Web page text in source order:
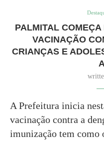
PALMITAL COMEÇA
VACINAÇÃO
CRIANÇAS E
A Prefeitura inicia
vacinação contra a
imunização tem como